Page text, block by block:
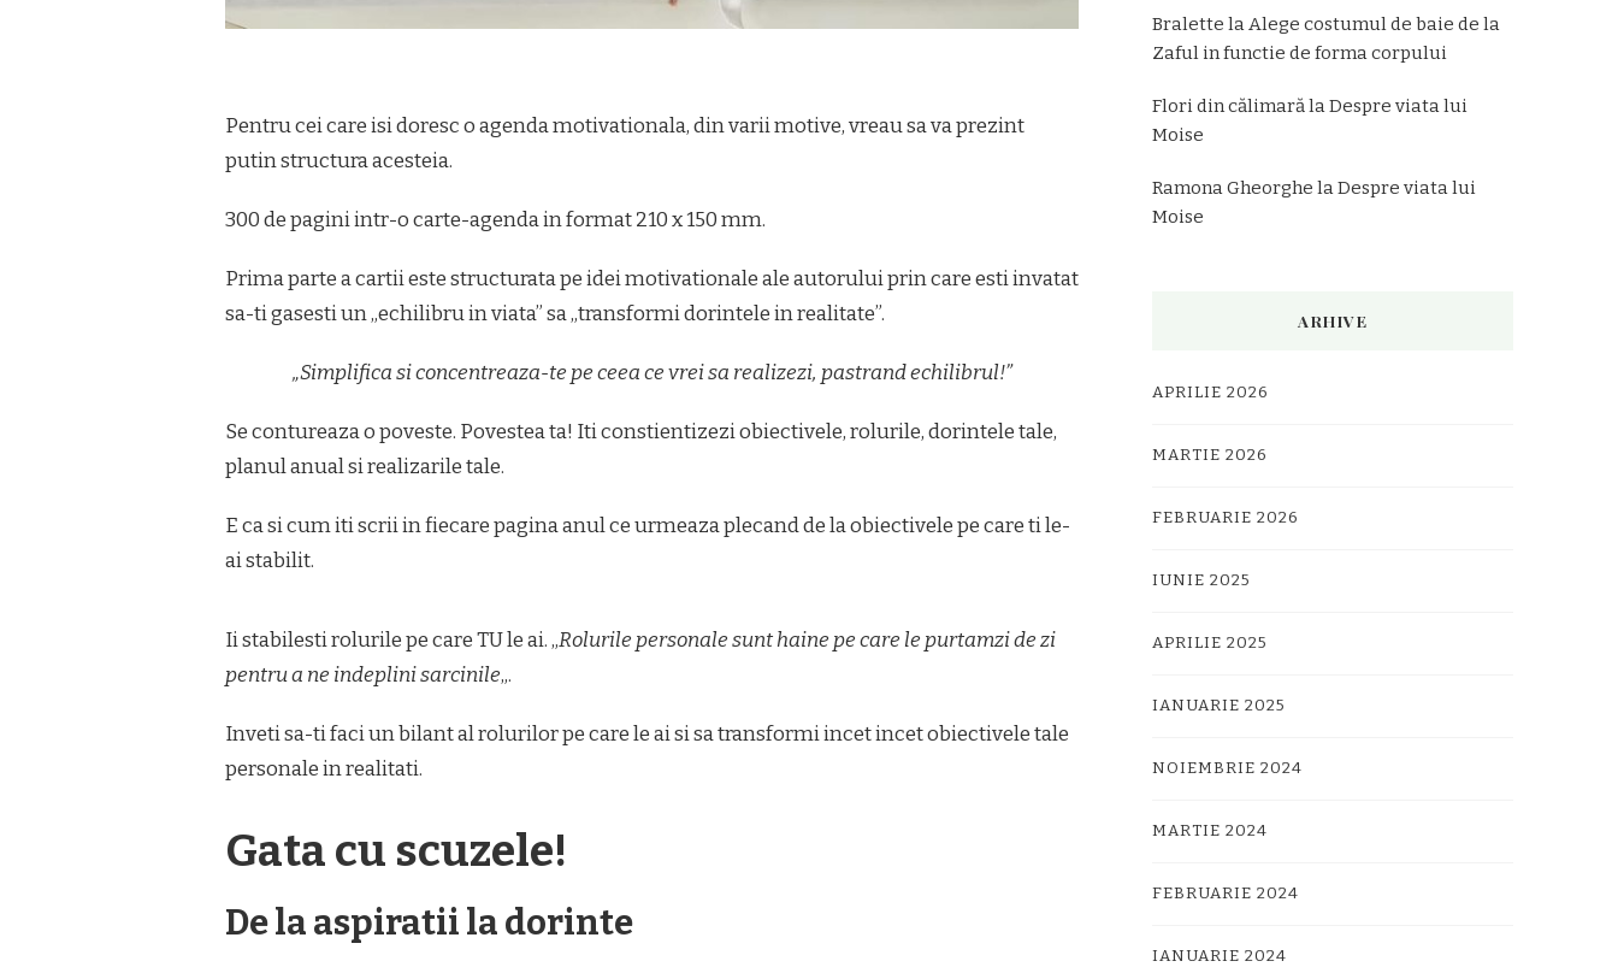
Pentru cei care isi doresc o agenda motivationala, din varii motive, vreau sa va prezint
putin structura acesteia.
300 de pagini intr-o carte-agenda in format 210 x 150 mm.
Prima parte a cartii este structurata pe idei motivationale ale autorului prin care esti invatat
sa-ti gasesti un „echilibru in viata” sa „transformi dorintele in realitate”.
„Simplifica si concentreaza-te pe ceea ce vrei sa realizezi, pastrand echilibrul!”
Se contureaza o poveste. Povestea ta! Iti constientizezi obiectivele, rolurile, dorintele tale,
planul anual si realizarile tale.
E ca si cum iti scrii in fiecare pagina anul ce urmeaza plecand de la obiectivele pe care ti le-
ai stabilit.
Ii stabilesti rolurile pe care TU le ai. „Rolurile personale sunt haine pe care le purtamzi de zi
pentru a ne indeplini sarcinile„.
Inveti sa-ti faci un bilant al rolurilor pe care le ai si sa transformi incet incet obiectivele tale
personale in realitati.
Gata cu scuzele!
De la aspiratii la dorinte
Bralette la Alege costumul de baie de la
Zaful in functie de forma corpului
Flori din călimară la Despre viata lui
Moise
Ramona Gheorghe la Despre viata lui
Moise
ARHIVE
APRILIE 2026
MARTIE 2026
FEBRUARIE 2026
IUNIE 2025
APRILIE 2025
IANUARIE 2025
NOIEMBRIE 2024
MARTIE 2024
FEBRUARIE 2024
IANUARIE 2024